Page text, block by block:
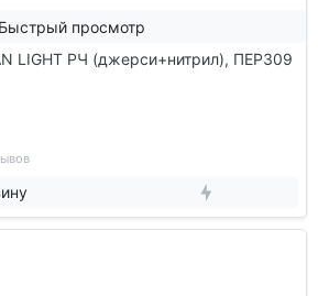
Быстрый просмотр
LIGHT РЧ (джерси+нитрил), ПЕР309